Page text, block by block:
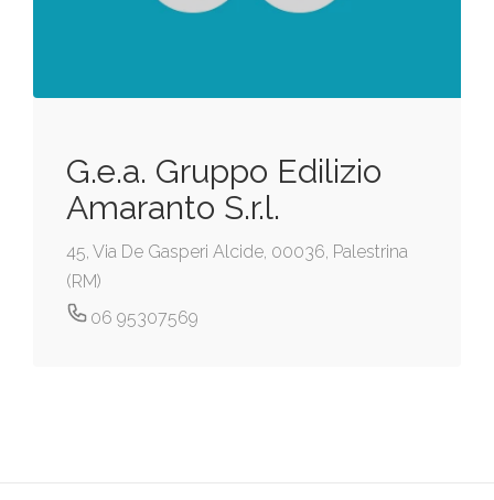
G.e.a. Gruppo Edilizio
Amaranto S.r.l.
45, Via De Gasperi Alcide, 00036, Palestrina
(RM)
06 95307569